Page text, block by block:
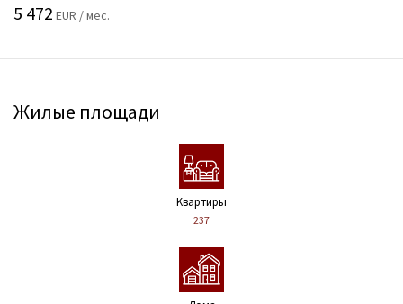
5 472 EUR / мес.
Жилые площади
Kвартиры
237